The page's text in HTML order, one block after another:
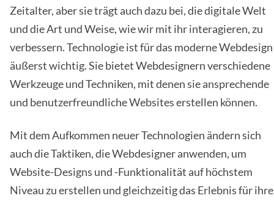
Zeitalter, aber sie trägt auch dazu bei, die digitale Welt
und die Art und Weise, wie wir mit ihr interagieren, zu
verbessern. Technologie ist für das moderne Webdesign
äußerst wichtig. Sie bietet Webdesignern verschiedene
Werkzeuge und Techniken, mit denen sie ansprechende
und benutzerfreundliche Websites erstellen können.
Mit dem Aufkommen neuer Technologien ändern sich
auch die Taktiken, die Webdesigner anwenden, um
Website-Designs und -Funktionalität auf höchstem
Niveau zu erstellen und gleichzeitig das Erlebnis für ihre